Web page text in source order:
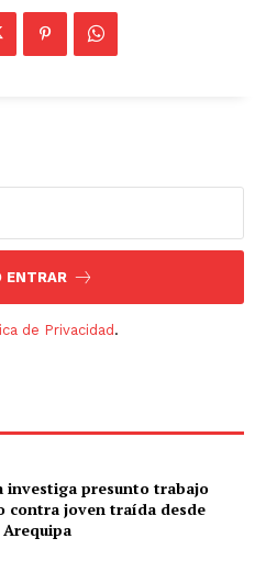
ENTRAR
de Privacidad.
investiga presunto trabajo
contra joven traída desde
Arequipa